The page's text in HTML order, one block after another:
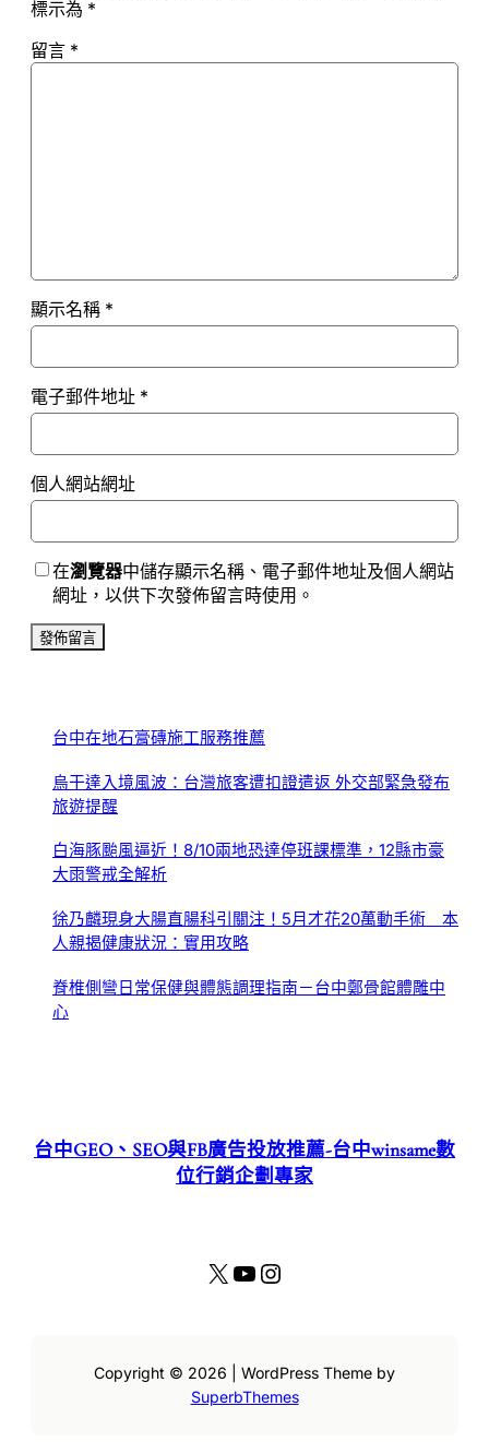
標示為 *
留言 *
顯示名稱 *
電子郵件地址 *
個人網站網址
在瀏覽器中儲存顯示名稱、電子郵件地址及個人網站
網址，以供下次發佈留言時使用。
台中在地石膏磚施工服務推薦
烏干達入境風波：台灣旅客遭扣證遣返 外交部緊急發布
旅遊提醒
白海豚颱風逼近！8/10兩地恐達停班課標準，12縣市豪
大雨警戒全解析
徐乃麟現身大腸直腸科引關注！5月才花20萬動手術 本
人親揭健康狀況：實用攻略
脊椎側彎日常保健與體態調理指南－台中鄭骨館體雕中
心
台中GEO、SEO與FB廣告投放推薦-台中winsame數
位行銷企劃專家
X YouTube Instagram
Copyright © 2026 | WordPress Theme by
SuperbThemes